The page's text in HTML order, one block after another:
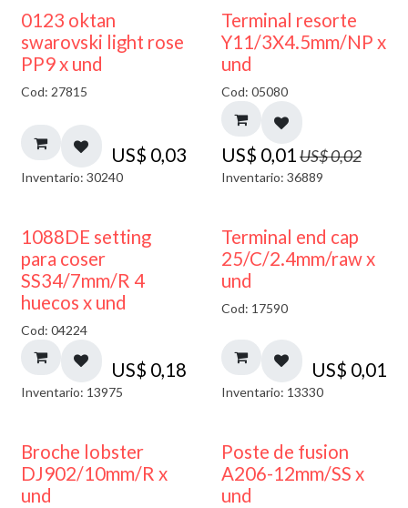
0123 oktan
swarovski light rose
PP9 x und
Cod: 27815
US$ 0,03
Inventario: 30240
50% DESCUENTO
Terminal resorte
Y11/3X4.5mm/NP x
und
Cod: 05080
US$ 0,01 US$0,02
Inventario: 36889
1088DE setting
para coser
SS34/7mm/R 4
huecos x und
Cod: 04224
US$ 0,18
Inventario: 13975
Terminal end cap
25/C/2.4mm/raw x
und
Cod: 17590
US$ 0,01
Inventario: 13330
Broche lobster
DJ902/10mm/R x
und
Poste de fusion
A206-12mm/SS x
und